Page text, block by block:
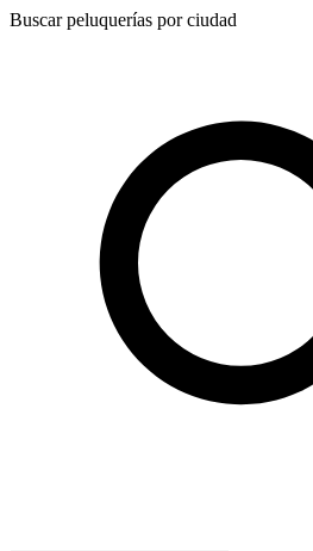
Buscar peluquerías por ciudad